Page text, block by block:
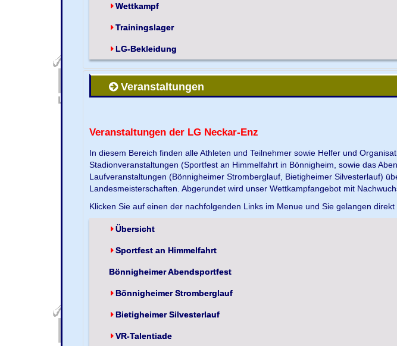
Wettkampf
Trainingslager
LG-Bekleidung
Veranstaltungen
Veranstaltungen der LG Neckar-Enz
In diesem Bereich finden alle Athleten und Teilnehmer sowie Helfer und
Stadionveranstaltungen (Sportfest an Himmelfahrt in Bönnigheim, sowie das
Laufveranstaltungen (Bönnigheimer Stromberglauf, Bietigheimer Silvesterlauf)
Landesmeisterschaften. Abgerundet wird unser Wettkampfangebot mit
Klicken Sie auf einen der nachfolgenden Links im Menue und Sie gelangen
Übersicht
Sportfest an Himmelfahrt
Bönnigheimer Abendsportfest
Bönnigheimer Stromberglauf
Bietigheimer Silvesterlauf
VR-Talentiade